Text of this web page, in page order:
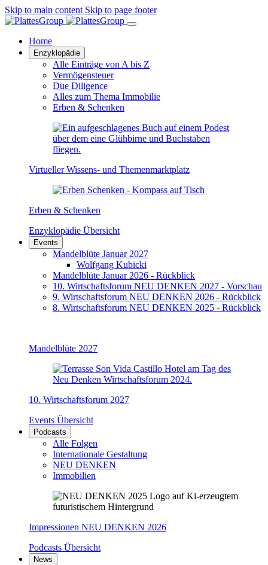
Skip to main content Skip to page footer
Home
Enzyklopädie
Alle Einträge von A bis Z
Vermögensteuer
Due Diligence
Alles zum Thema Immobilie
Erben & Schenken
Virtueller Wissens- und Themenmarktplatz
Erben & Schenken
Enzyklopädie Übersicht
Events
Mandelblüte Januar 2027
Wolfgang Kubicki
Mandelblüte Januar 2026 - Rückblick
10. Wirtschaftsforum NEU DENKEN 2027 - Vorschau
9. Wirtschaftsforum NEU DENKEN 2026 - Rückblick
8. Wirtschaftsforum NEU DENKEN 2025 - Rückblick
Mandelblüte 2027
10. Wirtschaftsforum 2027
Events Übersicht
Podcasts
Alle Folgen
Internationale Gestaltung
NEU DENKEN
Immobilien
Impressionen NEU DENKEN 2026
Podcasts Übersicht
News